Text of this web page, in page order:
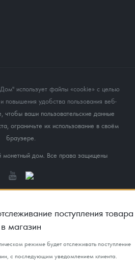
использует файлы «cookie» с целью
повышения удобства пользования веб-
чтобы ваши пользовательские данные
ограничьте их использование в своём
браузере.
дом. Все права защищены
поступления товара
в магазин
режиме будет отслеживать поступление
с последующим уведомлением клиента.